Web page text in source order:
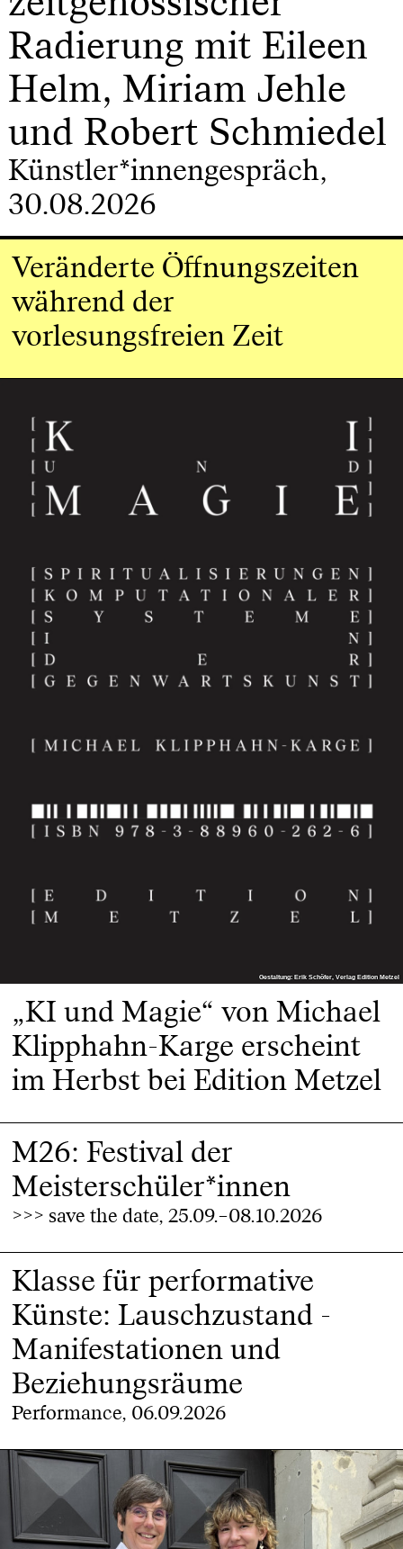
Radierung mit Eileen
Helm, Miriam Jehle
und Robert Schmiedel
Künstler*innengespräch,
30.08.2026
Veränderte Öffnungszeiten
während der
vorlesungsfreien Zeit
Gestaltung: Erik Schöfer, Verlag Edition Metzel
Gestaltung: Erik Schöfer, Verlag Edition Metzel
„KI und Magie“ von Michael
Klipphahn-Karge erscheint
im Herbst bei Edition Metzel
M26: Festival der
Meisterschüler*innen
>>> save the date, 25.09.–08.10.2026
Klasse für performative
Künste: Lauschzustand -
Manifestationen und
Beziehungsräume
Performance, 06.09.2026